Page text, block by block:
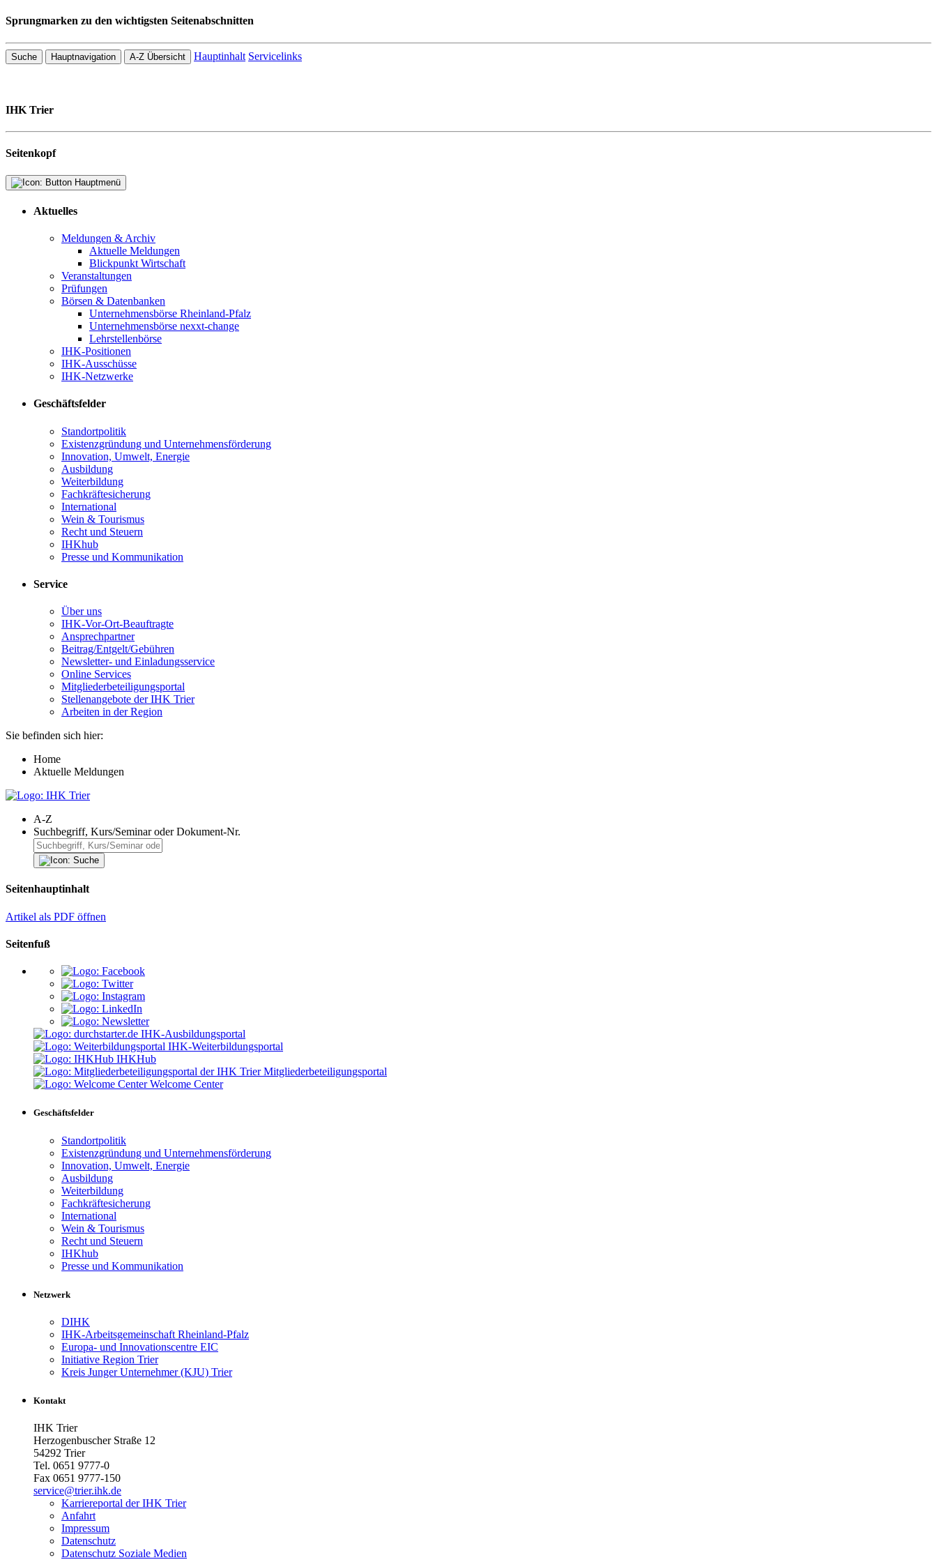
Sprungmarken zu den wichtigsten Seitenabschnitten
Suche Hauptnavigation A-Z Übersicht Hauptinhalt Servicelinks
IHK Trier
Seitenkopf
Aktuelles
Meldungen & Archiv
Aktuelle Meldungen
Blickpunkt Wirtschaft
Veranstaltungen
Prüfungen
Börsen & Datenbanken
Unternehmensbörse Rheinland-Pfalz
Unternehmensbörse nexxt-change
Lehrstellenbörse
IHK-Positionen
IHK-Ausschüsse
IHK-Netzwerke
Geschäftsfelder
Standortpolitik
Existenzgründung und Unternehmensförderung
Innovation, Umwelt, Energie
Ausbildung
Weiterbildung
Fachkräftesicherung
International
Wein & Tourismus
Recht und Steuern
IHKhub
Presse und Kommunikation
Service
Über uns
IHK-Vor-Ort-Beauftragte
Ansprechpartner
Beitrag/Entgelt/Gebühren
Newsletter- und Einladungsservice
Online Services
Mitgliederbeteiligungsportal
Stellenangebote der IHK Trier
Arbeiten in der Region
Sie befinden sich hier:
Home
Aktuelle Meldungen
A-Z
Suchbegriff, Kurs/Seminar oder Dokument-Nr.
Seitenhauptinhalt
Artikel als PDF öffnen
Seitenfuß
IHK-Ausbildungsportal
IHK-Weiterbildungsportal
IHKHub
Mitgliederbeteiligungsportal
Welcome Center
Geschäftsfelder
Standortpolitik
Existenzgründung und Unternehmensförderung
Innovation, Umwelt, Energie
Ausbildung
Weiterbildung
Fachkräftesicherung
International
Wein & Tourismus
Recht und Steuern
IHKhub
Presse und Kommunikation
Netzwerk
DIHK
IHK-Arbeitsgemeinschaft Rheinland-Pfalz
Europa- und Innovationscentre EIC
Initiative Region Trier
Kreis Junger Unternehmer (KJU) Trier
Kontakt
IHK Trier
Herzogenbuscher Straße 12
54292 Trier
Tel. 0651 9777-0
Fax 0651 9777-150
service@trier.ihk.de
Karriereportal der IHK Trier
Anfahrt
Impressum
Datenschutz
Datenschutz Soziale Medien